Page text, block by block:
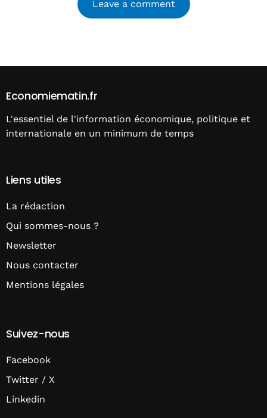
Economiematin.fr
L'essentiel de l'information économique, politique et
internationale en un minimum de temps
Liens utiles
La rédaction
Qui sommes-nous ?
Newsletter
Nous contacter
Mentions légales
Suivez-nous
Facebook
Twitter / X
Linkedin